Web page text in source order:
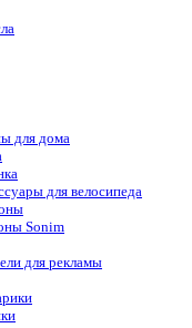
для дома
для велосипеда
Sonim
для рекламы